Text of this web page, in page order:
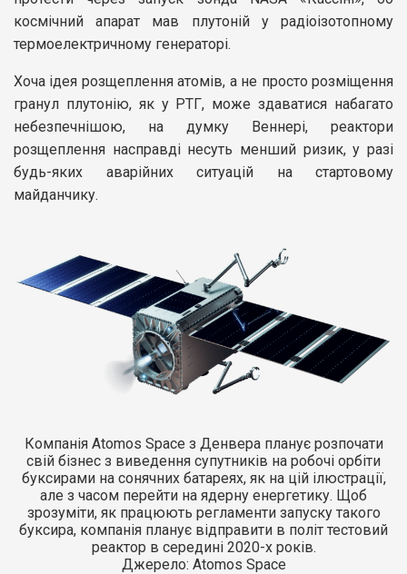
космічний апарат мав плутоній у радіоізотопному
термоелектричному генераторі.
Хоча ідея розщеплення атомів, а не просто розміщення
гранул плутонію, як у РТГ, може здаватися набагато
небезпечнішою, на думку Веннері, реактори
розщеплення насправді несуть менший ризик, у разі
будь-яких аварійних ситуацій на стартовому
майданчику.
Компанія Atomos Space з Денвера планує розпочати
свій бізнес з виведення супутників на робочі орбіти
буксирами на сонячних батареях, як на цій ілюстрації,
але з часом перейти на ядерну енергетику. Щоб
зрозуміти, як працюють регламенти запуску такого
буксира, компанія планує відправити в політ тестовий
реактор в середині 2020-х років.
Джерело: Atomos Space